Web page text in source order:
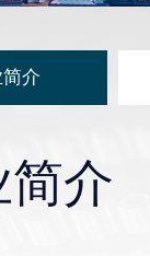
国产探
介
简介